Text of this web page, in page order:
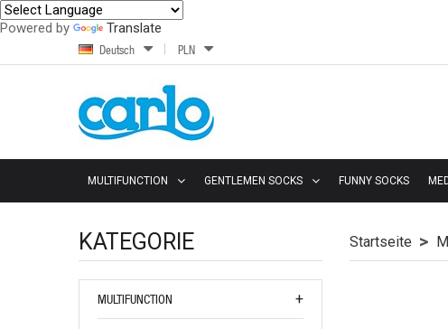
Powered by Translate
Deutsch PLN
MULTIFUNCTION GENTLEMEN SOCKS FUNNY SOCKS
KATEGORIE
MULTIFUNCTION
Startseite